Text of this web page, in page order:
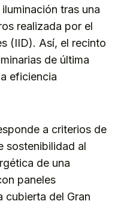
tras una
realizada por el
(IID). Así, el recinto
de última
eficiencia
a criterios de
sostenibilidad al
de una
paneles
cubierta del Gran